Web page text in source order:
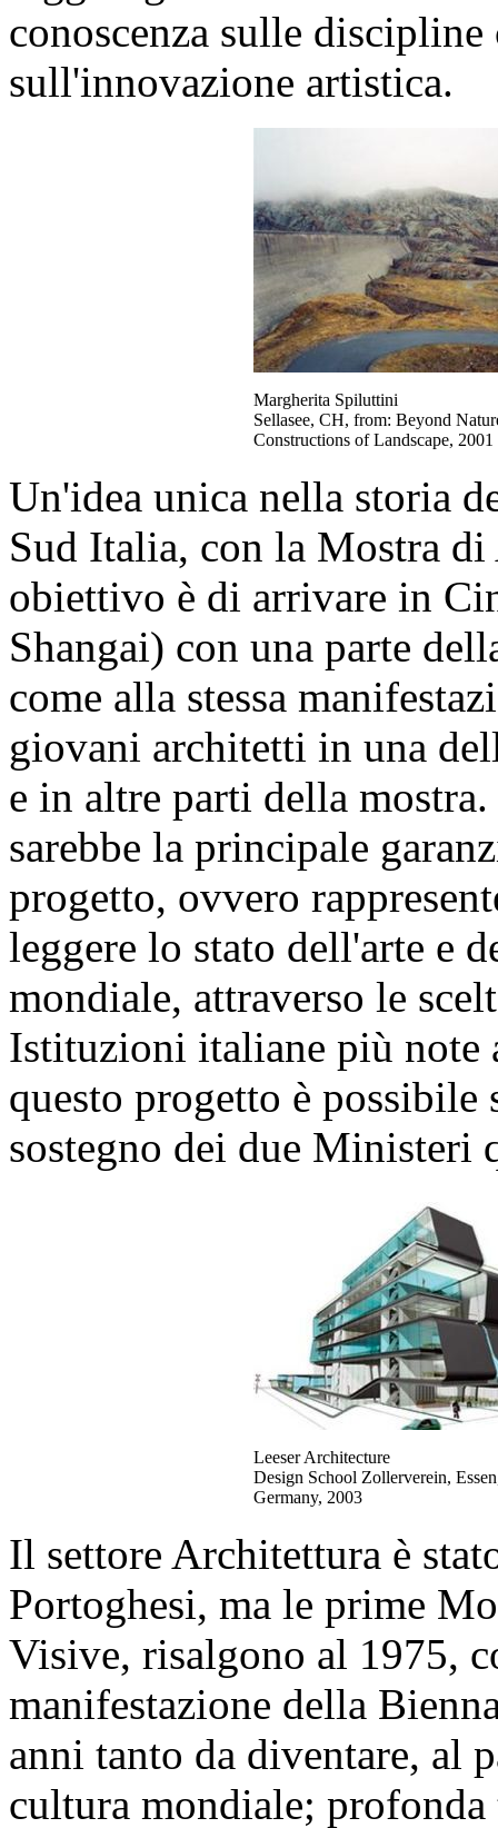
conoscenza sulle discipline
sull'innovazione artistica.
Margherita Spiluttini
Sellasee, CH, from: Beyond
Constructions of Landscape, 2001
Un'idea unica nella storia
Sud Italia, con la Mostra
obiettivo è di arrivare in
Shangai) con una parte
come alla stessa
giovani architetti in una
e in altre parti della
sarebbe la principale
progetto, ovvero
leggere lo stato dell'arte e
mondiale, attraverso le
Istituzioni italiane più note
questo progetto è
sostegno dei due Ministeri
Leeser Architecture
Design School Zollerverein,
Germany, 2003
Il settore Architettura è
Portoghesi, ma le prime
Visive, risalgono al 1975,
manifestazione della
anni tanto da diventare, al
cultura mondiale; profonda